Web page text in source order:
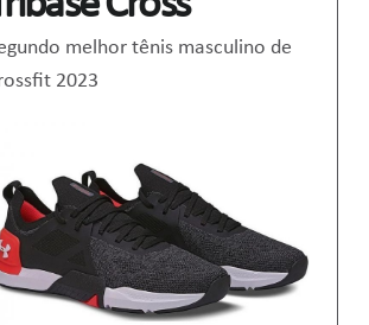
melhor tênis masculino de
2023